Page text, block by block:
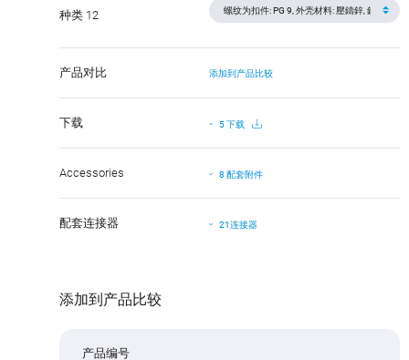
种类 12
产品对比 添加到产品比较
下载 5 下载
Accessories 8 配套附件
配套连接器 21连接器
添加到产品比较
产品编号